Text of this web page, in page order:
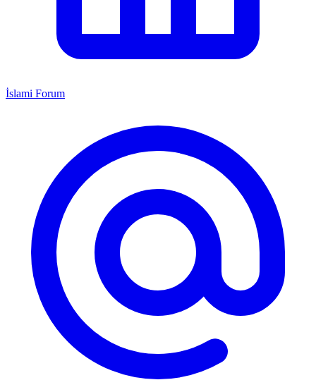
İslami Forum